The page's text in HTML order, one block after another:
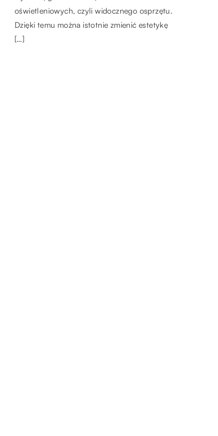
chcemy zapewnić swoim zwierzętom pełne
bezpieczeństwo w czasie podróży. Z […]
oświetleniowych, czyli widocznego osprzętu.
Dzięki temu można istotnie zmienić estetykę
[…]
pomieszczenia, wiele osób chętnie sięga po
nowoczesne, sprawdzone rozwiązania.
Dlatego też […]